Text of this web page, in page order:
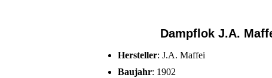
Dampflok J.A.
Hersteller: J.A. Maffei
Baujahr: 1902